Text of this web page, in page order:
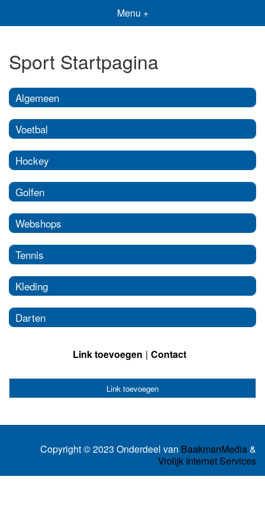
Menu +
Sport Startpagina
Algemeen
Voetbal
Hockey
Golfen
Webshops
Tennis
Kleding
Darten
Link toevoegen Contact
Link toevoegen
Copyright © 2023 Onderdeel van BaakmanMedia&
Vrolijk Internet Services